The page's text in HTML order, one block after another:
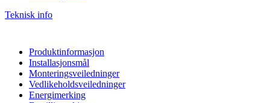
Teknisk info
Produktinformasjon
Installasjonsmål
Monteringsveiledninger
Vedlikeholdsveiledninger
Energimerking